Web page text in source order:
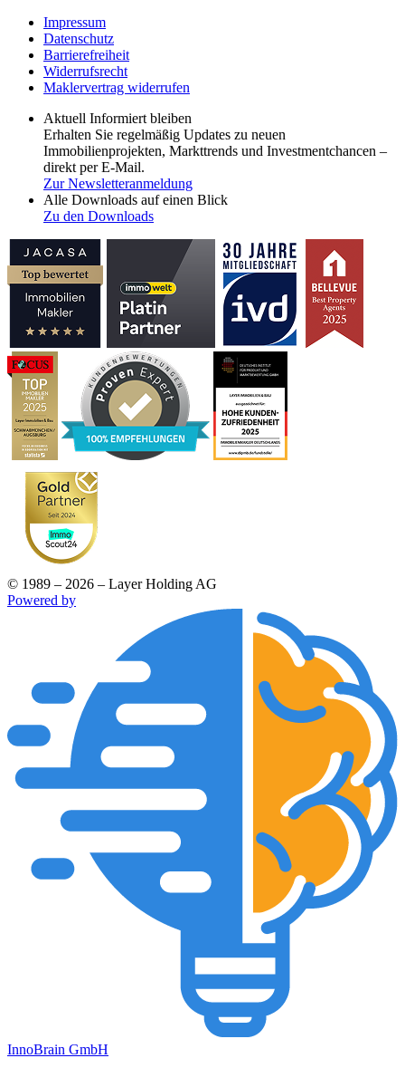
Impressum
Datenschutz
Barrierefreiheit
Widerrufsrecht
Maklervertrag widerrufen
Aktuell Informiert bleiben
Erhalten Sie regelmäßig Updates zu neuen
Immobilienprojekten, Markttrends und Investmentchancen –
direkt per E-Mail.
Zur Newsletteranmeldung
Alle Downloads auf einen Blick
Zu den Downloads
© 1989 – 2026 – Layer Holding AG
Powered by
InnoBrain GmbH